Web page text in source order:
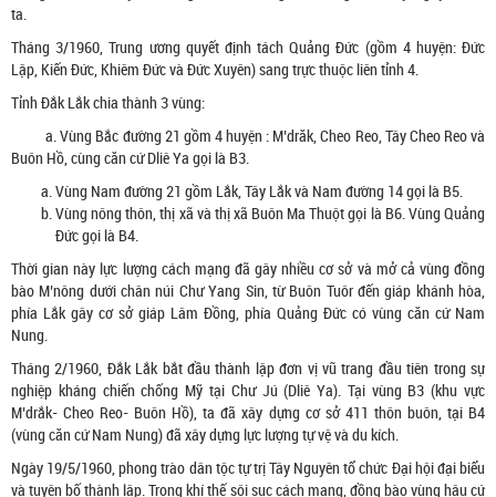
ta.
Tháng 3/1960, Trung ương quyết định tách Quảng Đức (gồm 4 huyện: Đức
Lập, Kiến Đức, Khiêm Đức và Đức Xuyên) sang trực thuộc liên tỉnh 4.
Tỉnh Đắk Lắk chia thành 3 vùng:
a. Vùng Bắc đường 21 gồm 4 huyện : M’drăk, Cheo Reo, Tây Cheo Reo và
Buôn Hồ, cùng căn cứ Dliê Ya gọi là B3.
Vùng Nam đường 21 gồm Lắk, Tây Lắk và Nam đường 14 gọi là B5.
Vùng nông thôn, thị xã và thị xã Buôn Ma Thuột gọi là B6. Vùng Quảng
Đức gọi là B4.
Thời gian này lực lượng cách mạng đã gây nhiều cơ sở và mở cả vùng đồng
bào M’nông dưới chân núi Chư Yang Sin, từ Buôn Tuôr đến giáp khánh hòa,
phía Lắk gây cơ sở giáp Lâm Đồng, phía Quảng Đức có vùng căn cứ Nam
Nung.
Tháng 2/1960, Đắk Lắk bắt đầu thành lập đơn vị vũ trang đầu tiên trong sự
nghiệp kháng chiến chống Mỹ tại Chư Jú (Dliê Ya). Tại vùng B3 (khu vực
M’drắk- Cheo Reo- Buôn Hồ), ta đã xây dựng cơ sở 411 thôn buôn, tại B4
(vùng căn cứ Nam Nung) đã xây dựng lực lượng tự vệ và du kích.
Ngày 19/5/1960, phong trào dân tộc tự trị Tây Nguyên tổ chức Đại hội đại biểu
và tuyên bố thành lập. Trong khí thế sôi sục cách mạng, đồng bào vùng hậu cứ